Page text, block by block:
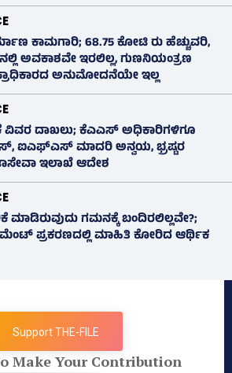
ಕಾಮಗಾರಿ; 68.75 ಕೋಟಿ ರು ಹೆಚ್ಚುವರಿ,
ಅವಕಾಶವೇ ಇರಲಿಲ್ಲ, ಗುಣನಿಯಂತ್ರಣ
ಅನುಮೋದನೆಯೇ ಇಲ್ಲ
ವಿವರ ದಾಖಲು; ಕೆಎಎಸ್ ಅಧಿಕಾರಿಗಳಿಗೂ
ಐಎಫ್‌ಎಸ್‌ ಮಾದರಿ ಅನ್ವಯ, ಭ್ರಷ್ಟರ
ಇಲಾಖೆ ಆದೇಶ
ಮಾಡಿರುವುದು ಗಮನಕ್ಕೆ ಬಂದಿರಲಿಲ್ಲವೇ?;
ಪ್ರಕರಣದಲ್ಲಿ ಮಾಹಿತಿ ಕೋರಿದ ಆರ್ಥಿಕ
Support THE-FILE
Make Your Contribution